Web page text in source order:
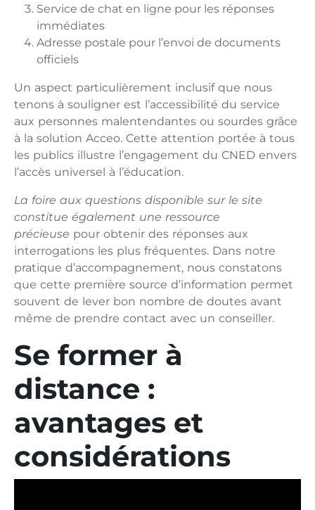
Service de chat en ligne pour les réponses
immédiates
Adresse postale pour l’envoi de documents
officiels
Un aspect particulièrement inclusif que nous
tenons à souligner est l’accessibilité du service
aux personnes malentendantes ou sourdes grâce
à la solution Acceo. Cette attention portée à tous
les publics illustre l’engagement du CNED envers
l’accès universel à l’éducation.
La foire aux questions disponible sur le site
constitue également une ressource
précieuse pour obtenir des réponses aux
interrogations les plus fréquentes. Dans notre
pratique d’accompagnement, nous constatons
que cette première source d’information permet
souvent de lever bon nombre de doutes avant
même de prendre contact avec un conseiller.
Se former à
distance :
avantages et
considérations